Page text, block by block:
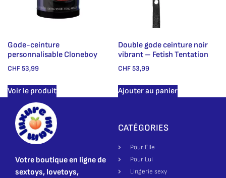
Gode-ceinture
personnalisable Cloneboy
CHF53,99
Voir le produit
Double gode ceinture noir
vibrant – Fetish Tentation
CHF53,99
Ajouter au panier
Votre boutique en ligne de
sextoys, lovetoys,
CATÉGORIES
Pour Elle
Pour Lui
Lingerie sexy